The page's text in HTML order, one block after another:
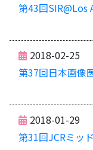
第43回SIR@Los
2018-02-25
第37回日本画像
2018-01-29
第31回JCRミッ